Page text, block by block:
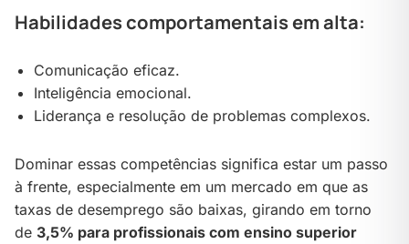
Habilidades comportamentais em alta:
Comunicação eficaz.
Inteligência emocional.
Liderança e resolução de problemas complexos.
Dominar essas competências significa estar um passo
à frente, especialmente em um mercado em que as
taxas de desemprego são baixas, girando em torno
de 3,5% para profissionais com ensino superior